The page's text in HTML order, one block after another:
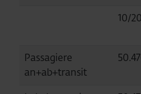
10/
Passagiere
an+ab+transit